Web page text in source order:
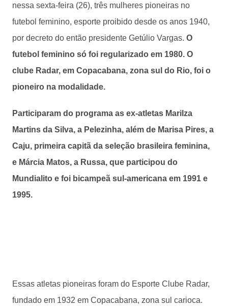
nessa sexta-feira (26), três mulheres pioneiras no
futebol feminino, esporte proibido desde os anos 1940,
por decreto do então presidente Getúlio Vargas. O
futebol feminino só foi regularizado em 1980. O
clube Radar, em Copacabana, zona sul do Rio, foi o
pioneiro na modalidade.
Participaram do programa as ex-atletas Marilza
Martins da Silva, a Pelezinha, além de Marisa Pires, a
Caju, primeira capitã da seleção brasileira feminina,
e Márcia Matos, a Russa, que participou do
Mundialito e foi bicampeã sul-americana em 1991 e
1995.
Essas atletas pioneiras foram do Esporte Clube Radar,
fundado em 1932 em Copacabana, zona sul carioca.